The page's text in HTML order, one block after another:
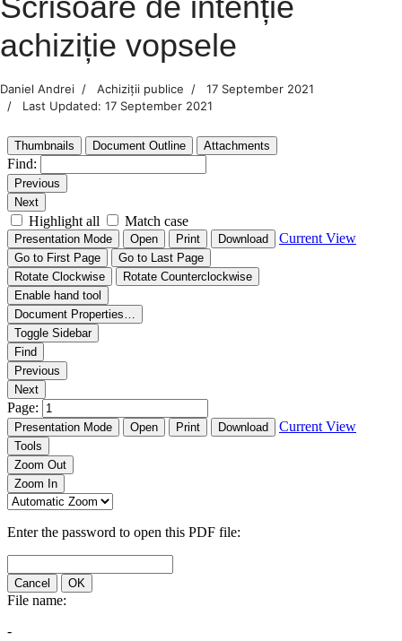
achiziție vopsele
Daniel Andrei Achiziții publice
17 September 2021
Last Updated: 17 September 2021